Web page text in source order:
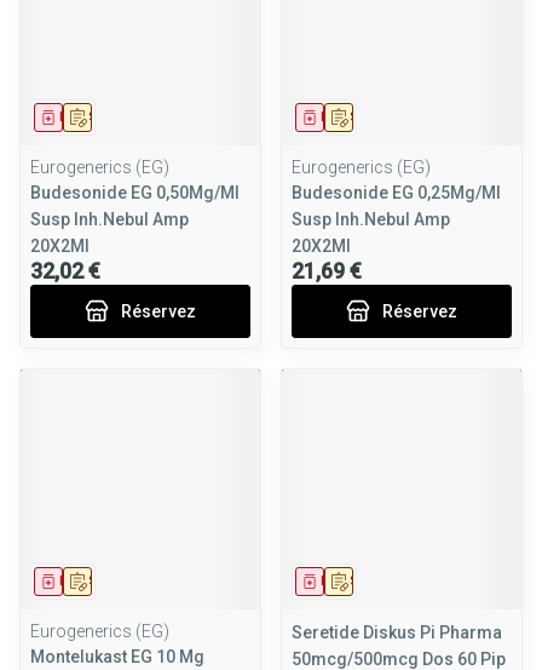
Sur prescription
Médicament
Eurogenerics (EG)
Budesonide EG 0,50Mg/Ml
Susp Inh.Nebul Amp
20X2Ml
32,02 €
Réservez
Sur prescription
Médicament
Eurogenerics (EG)
Budesonide EG 0,25Mg/Ml
Susp Inh.Nebul Amp
20X2Ml
21,69 €
Réservez
Sur prescription
Médicament
Eurogenerics (EG)
Montelukast EG 10 Mg
Sur prescription
Médicament
Seretide Diskus Pi Pharma
50mcg/500mcg Dos 60 Pip